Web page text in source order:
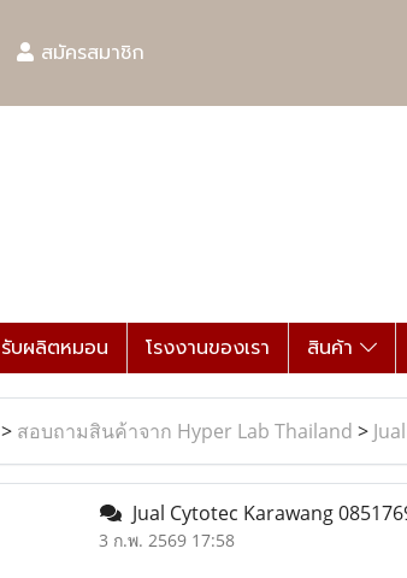
สมัครสมาชิก
รับผลิตหมอน โรงงานของเรา สินค้า
> สอบถามสินค้าจาก Hyper Lab Thailand >
Jual Cytotec Karawang
3 ก.พ. 2569 17:58